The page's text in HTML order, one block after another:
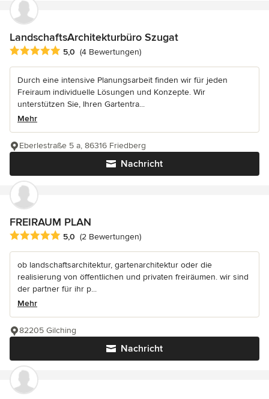
LandschaftsArchitekturbüro Szugat
Durchschnittliche Bewertung: 5 von 5 Sternen
5,0 (4 Bewertungen)
Durch eine intensive Planungsarbeit finden wir für jeden
Freiraum individuelle Lösungen und Konzepte. Wir
unterstützen Sie, Ihren Gartentra...
Mehr
Nachricht
Eberlestraße 5 a, 86316 Friedberg
FREIRAUM PLAN
Durchschnittliche Bewertung: 5 von 5 Sternen
5,0 (2 Bewertungen)
ob landschaftsarchitektur, gartenarchitektur oder die
realisierung von öffentlichen und privaten freiräumen. wir sind
der partner für ihr p...
Mehr
Nachricht
82205 Gilching